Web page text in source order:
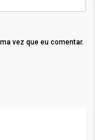
vez que eu comentar.